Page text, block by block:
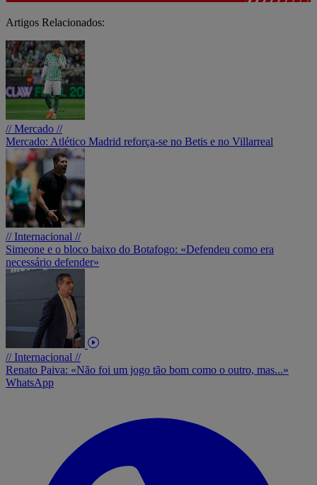
Artigos Relacionados:
// Mercado //
Mercado: Atlético Madrid reforça-se no Betis e no Villarreal
// Internacional //
Simeone e o bloco baixo do Botafogo: «Defendeu como era
necessário defender»
// Internacional //
Renato Paiva: «Não foi um jogo tão bom como o outro, mas...»
WhatsApp